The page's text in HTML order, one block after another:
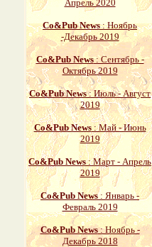
Апрель 2020
Со&Pub News: Ноябрь
-Декабрь 2019
Со&Pub News: Сентябрь -
Октябрь 2019
Со&Pub News: Июль - Август
2019
Со&Pub News: Май - Июнь
2019
Со&Pub News: Март - Апрель
2019
Со&Pub News: Январь -
Февраль 2019
Со&Pub News: Ноябрь -
Декабрь 2018